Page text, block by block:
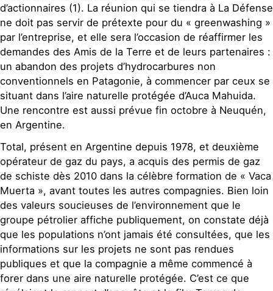
d’actionnaires (1). La réunion qui se tiendra à La Défense
ne doit pas servir de prétexte pour du « greenwashing »
par l’entreprise, et elle sera l’occasion de réaffirmer les
demandes des Amis de la Terre et de leurs partenaires :
un abandon des projets d’hydrocarbures non
conventionnels en Patagonie, à commencer par ceux se
situant dans l’aire naturelle protégée d’Auca Mahuida.
Une rencontre est aussi prévue fin octobre à Neuquén,
en Argentine.
Total, présent en Argentine depuis 1978, et deuxième
opérateur de gaz du pays, a acquis des permis de gaz
de schiste dès 2010 dans la célèbre formation de « Vaca
Muerta », avant toutes les autres compagnies. Bien loin
des valeurs soucieuses de l’environnement que le
groupe pétrolier affiche publiquement, on constate déjà
que les populations n’ont jamais été consultées, que les
informations sur les projets ne sont pas rendues
publiques et que la compagnie a même commencé à
forer dans une aire naturelle protégée. C’est ce que